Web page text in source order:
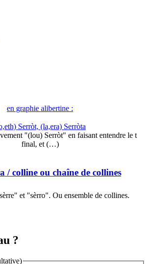
en graphie alibertine :
Serròt, (la,era) Serròta
"(lou) Serròt" en faisant entendre le t
final, et (…)
/ colline ou chaîne de collines
et "sèrro". Ou ensemble de collines.
?